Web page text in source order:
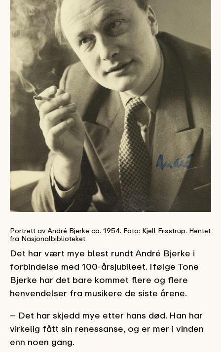
Portrett av André Bjerke ca. 1954. Foto: Kjell Frøstrup. Hentet
fra Nasjonalbiblioteket
Det har vært mye blest rundt André Bjerke i
forbindelse med 100-årsjubileet. Ifølge Tone
Bjerke har det bare kommet flere og flere
henvendelser fra musikere de siste årene.
– Det har skjedd mye etter hans død. Han har
virkelig fått sin renessanse, og er mer i vinden
enn noen gang.